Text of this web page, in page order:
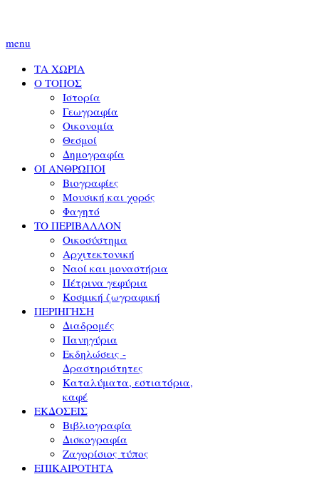
menu
ΤΑ ΧΩΡΙΑ
Ο ΤΟΠΟΣ
Ιστορία
Γεωγραφία
Οικονομία
Θεσμοί
Δημογραφία
ΟΙ ΑΝΘΡΩΠΟΙ
Βιογραφίες
Μουσική και χορός
Φαγητό
ΤΟ ΠΕΡΙΒΑΛΛΟΝ
Οικοσύστημα
Αρχιτεκτονική
Ναοί και μοναστήρια
Πέτρινα γεφύρια
Κοσμική ζωγραφική
ΠΕΡΙΗΓΗΣΗ
Διαδρομές
Πανηγύρια
Εκδηλώσεις -
Δραστηριότητες
Καταλύματα, εστιατόρια,
καφέ
ΕΚΔΟΣΕΙΣ
Βιβλιογραφία
Δισκογραφία
Ζαγορίσιος τύπος
ΕΠΙΚΑΙΡΟΤΗΤΑ